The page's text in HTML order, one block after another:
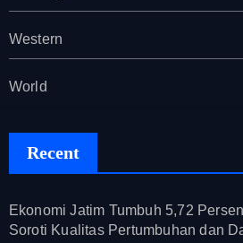
Western
World
Recent
Ekonomi Jatim Tumbuh 5,72
Soroti Kualitas Pertumbuhan dan